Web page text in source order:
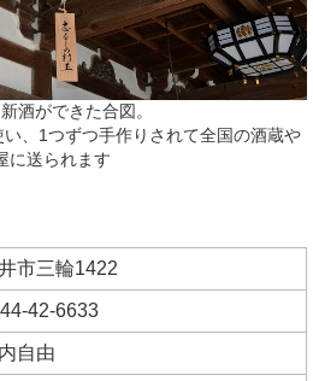
酒ができた合図。
、1つずつ手作りされて全国の酒蔵や
に送られます
市三輪1422
42-6633
自由